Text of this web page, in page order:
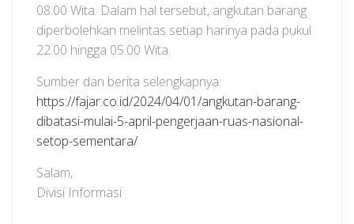
08.00 Wita. Dalam hal tersebut, angkutan barang
diperbolehkan melintas setiap harinya pada pukul
22.00 hingga 05.00 Wita.
Sumber dan berita selengkapnya:
https://fajar.co.id/2024/04/01/angkutan-barang-
dibatasi-mulai-5-april-pengerjaan-ruas-nasional-
setop-sementara/
Salam,
Divisi Informasi